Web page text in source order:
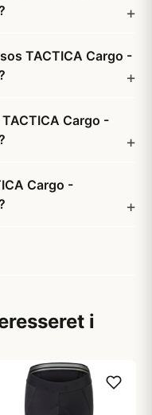
TACTICA Cargo -
Cargo -
Cargo -
i